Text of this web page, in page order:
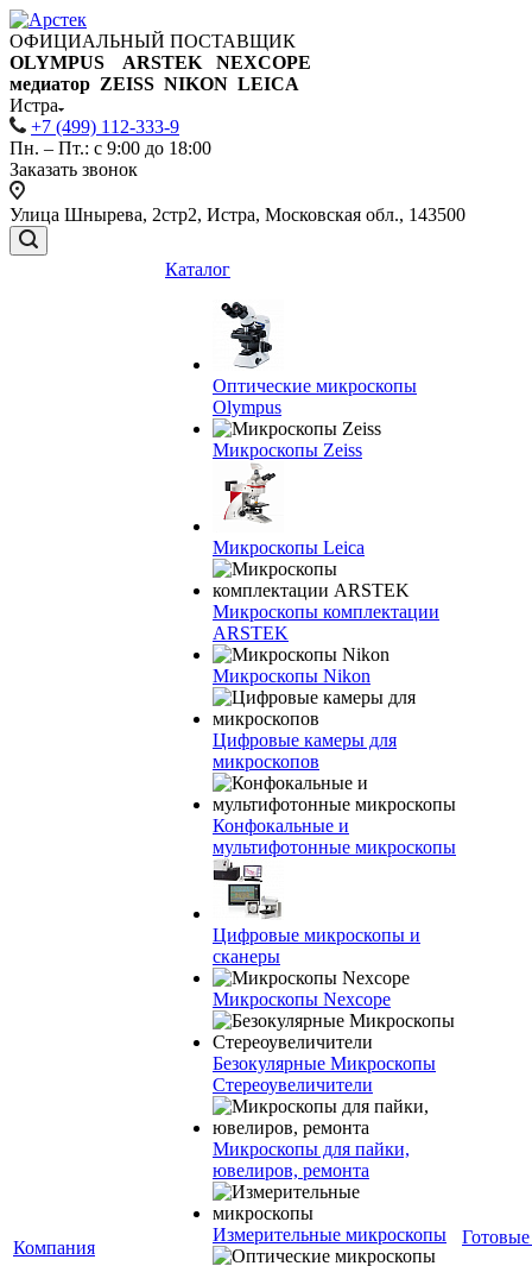
ОФИЦИАЛЬНЫЙ ПОСТАВЩИК
OLYMPUS ARSTEK NEXCOPE
медиатор ZEISS NIKON LEICA
Истра
+7 (499) 112-333-9
Пн. – Пт.: с 9:00 до 18:00
Заказать звонок
Улица Шнырева, 2стр2, Истра, Московская обл., 143500
Компания
Каталог
Оптические микроскопы
Olympus
Микроскопы Zeiss
Микроскопы Leica
Микроскопы комплектации
ARSTEK
Микроскопы Nikon
Цифровые камеры для
микроскопов
Конфокальные и
мультифотонные микроскопы
Цифровые микроскопы и
сканеры
Микроскопы Nexcope
Безокулярные Микроскопы
Стереоувеличители
Микроскопы для пайки,
ювелиров, ремонта
Измерительные микроскопы